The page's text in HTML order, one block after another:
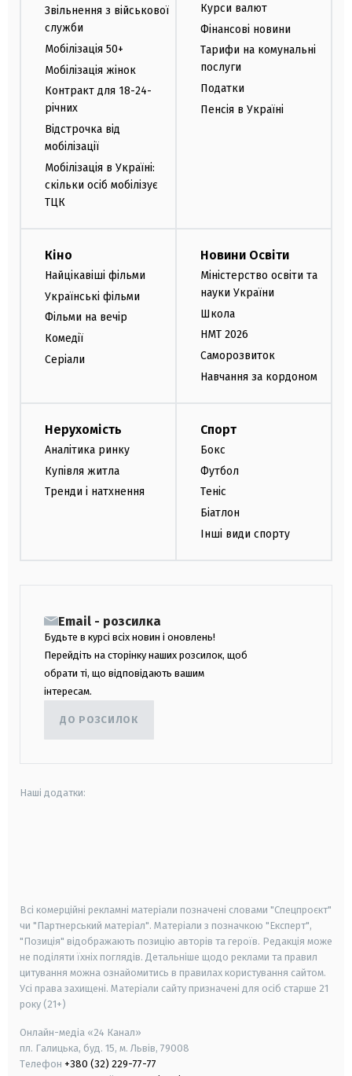
Звільнення з військової
служби
Мобілізація 50+
Мобілізація жінок
Контракт для 18-24-
річних
Відстрочка від
мобілізації
Мобілізація в Україні:
скільки осіб мобілізує
ТЦК
Курси валют
Фінансові новини
Тарифи на комунальні
послуги
Податки
Пенсія в Україні
Кіно
Найцікавіші фільми
Українські фільми
Фільми на вечір
Комедії
Серіали
Новини Освіти
Міністерство освіти та
науки України
Школа
НМТ 2026
Саморозвиток
Навчання за кордоном
Нерухомість
Аналітика ринку
Купівля житла
Тренди і натхнення
Спорт
Бокс
Футбол
Теніс
Біатлон
Інші види спорту
Email - розсилка
Будьте в курсі всіх новин і оновлень!
Перейдіть на сторінку наших розсилок, щоб
обрати ті, що відповідають вашим
інтересам.
ДО РОЗСИЛОК
Наші додатки:
Всі комерційні рекламні матеріали позначені словами "Спецпроєкт"
чи "Партнерський матеріал". Матеріали з позначкою "Експерт",
"Позиція" відображають позицію авторів та героїв. Редакція може
не поділяти їхніх поглядів. Детальніше щодо реклами та правил
цитування можна ознайомитись в правилах користування сайтом.
Усі права захищені. Матеріали сайту призначені для осіб старше 21
року (21+)
Онлайн-медіа «24 Канал»
пл. Галицька, буд. 15, м. Львів, 79008
Телефон +380 (32) 229-77-77